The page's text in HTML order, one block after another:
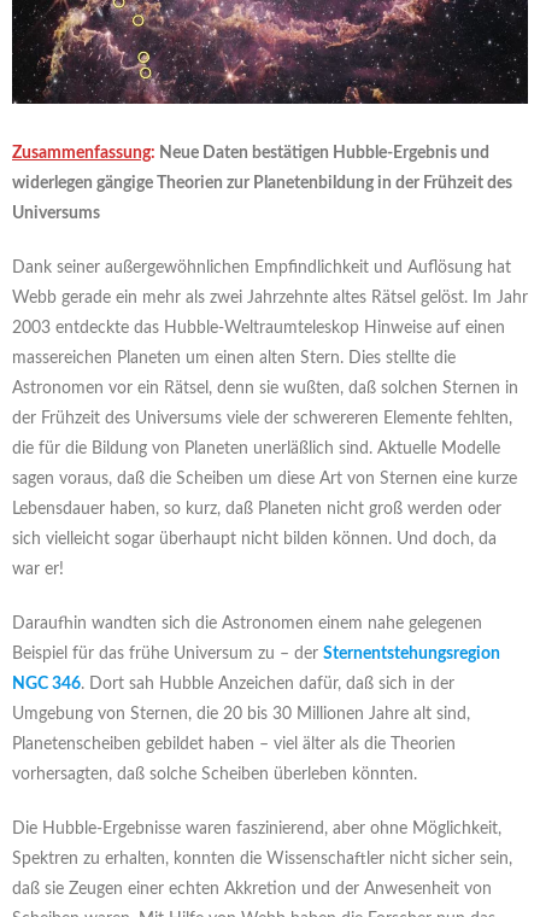
Zusammenfassung: Neue Daten bestätigen Hubble-Ergebnis und
widerlegen gängige Theorien zur Planetenbildung in der Frühzeit des
Universums
Dank seiner außergewöhnlichen Empfindlichkeit und Auflösung hat
Webb gerade ein mehr als zwei Jahrzehnte altes Rätsel gelöst. Im Jahr
2003 entdeckte das Hubble-Weltraumteleskop Hinweise auf einen
massereichen Planeten um einen alten Stern. Dies stellte die
Astronomen vor ein Rätsel, denn sie wußten, daß solchen Sternen in
der Frühzeit des Universums viele der schwereren Elemente fehlten,
die für die Bildung von Planeten unerläßlich sind. Aktuelle Modelle
sagen voraus, daß die Scheiben um diese Art von Sternen eine kurze
Lebensdauer haben, so kurz, daß Planeten nicht groß werden oder
sich vielleicht sogar überhaupt nicht bilden können. Und doch, da
war er!
Daraufhin wandten sich die Astronomen einem nahe gelegenen
Beispiel für das frühe Universum zu – der Sternentstehungsregion
NGC 346. Dort sah Hubble Anzeichen dafür, daß sich in der
Umgebung von Sternen, die 20 bis 30 Millionen Jahre alt sind,
Planetenscheiben gebildet haben – viel älter als die Theorien
vorhersagten, daß solche Scheiben überleben könnten.
Die Hubble-Ergebnisse waren faszinierend, aber ohne Möglichkeit,
Spektren zu erhalten, konnten die Wissenschaftler nicht sicher sein,
daß sie Zeugen einer echten Akkretion und der Anwesenheit von